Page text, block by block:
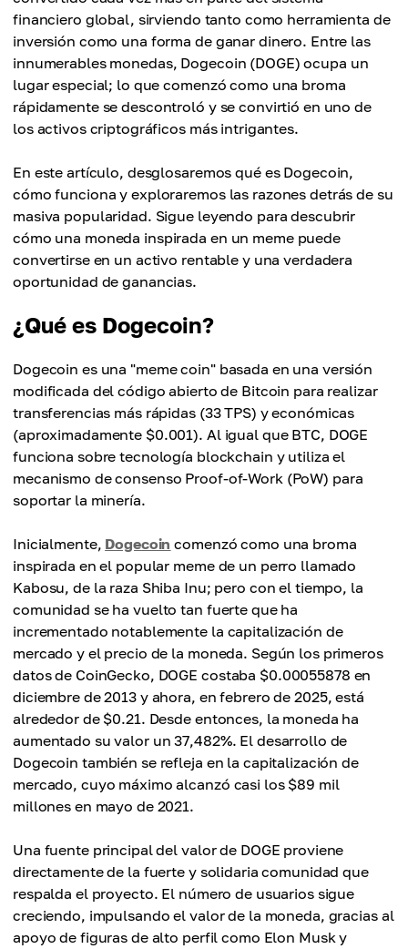
financiero global, sirviendo tanto como herramienta de
inversión como una forma de ganar dinero. Entre las
innumerables monedas, Dogecoin (DOGE) ocupa un
lugar especial; lo que comenzó como una broma
rápidamente se descontroló y se convirtió en uno de
los activos criptográficos más intrigantes.
En este artículo, desglosaremos qué es Dogecoin,
cómo funciona y exploraremos las razones detrás de su
masiva popularidad. Sigue leyendo para descubrir
cómo una moneda inspirada en un meme puede
convertirse en un activo rentable y una verdadera
oportunidad de ganancias.
¿Qué es Dogecoin?
Dogecoin es una "meme coin" basada en una versión
modificada del código abierto de Bitcoin para realizar
transferencias más rápidas (33 TPS) y económicas
(aproximadamente $0.001). Al igual que BTC, DOGE
funciona sobre tecnología blockchain y utiliza el
mecanismo de consenso Proof-of-Work (PoW) para
soportar la minería.
Inicialmente, Dogecoin comenzó como una broma
inspirada en el popular meme de un perro llamado
Kabosu, de la raza Shiba Inu; pero con el tiempo, la
comunidad se ha vuelto tan fuerte que ha
incrementado notablemente la capitalización de
mercado y el precio de la moneda. Según los primeros
datos de CoinGecko, DOGE costaba $0.00055878 en
diciembre de 2013 y ahora, en febrero de 2025, está
alrededor de $0.21. Desde entonces, la moneda ha
aumentado su valor un 37,482%. El desarrollo de
Dogecoin también se refleja en la capitalización de
mercado, cuyo máximo alcanzó casi los $89 mil
millones en mayo de 2021.
Una fuente principal del valor de DOGE proviene
directamente de la fuerte y solidaria comunidad que
respalda el proyecto. El número de usuarios sigue
creciendo, impulsando el valor de la moneda, gracias al
apoyo de figuras de alto perfil como Elon Musk y